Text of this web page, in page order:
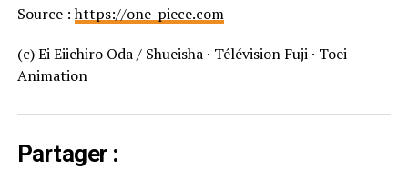
Source :https://one-piece.com
(c) Ei Eiichiro Oda / Shueisha · Télévision Fuji · Toei
Animation
Partager :